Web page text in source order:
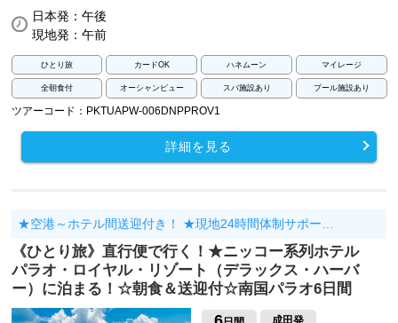
日本発：午後
現地発：午前
ひとり旅 カードOK ハネムーン マイレージ
全朝食付 オーシャンビュー スパ施設あり プール施設あり
ツアーコード：PKTUAPW-006DNPPROV1
詳細を見る
★空港～ホテル間送迎付き！ ★現地24時間体制サポー…
《ひとり旅》直行便で行く！★ニッコー系列ホテル
パラオ・ロイヤル・リゾート（デラックス・ハーバ
ー）に泊まる！☆朝食＆送迎付☆南国パラオ6日間
成田発